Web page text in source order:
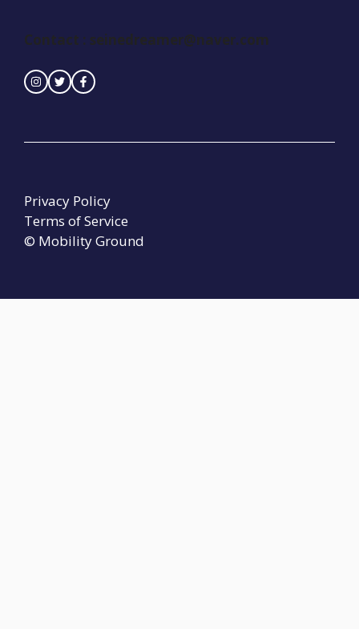
Contact : seinedreamer@naver.com
© Mobility Ground
Privacy Policy
Terms of Service